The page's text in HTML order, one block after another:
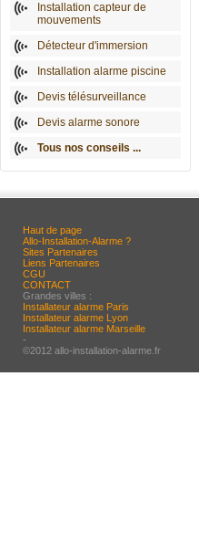
Installation capteur de
mouvements
Détecteur d'immersion
Installation alarme piscine
Devis télésurveillance
Devis alarme sonore
Tous nos conseils ...
Haut de page
Allo-Installation-Alarme ?
Sites Partenaires
Liens Partenaires
CGU
CONTACT
Grandes villes :
Installateur alarme Paris
Installateur alarme Lyon
Installateur alarme Marseille
-
©2012 allo-installation-alarme.fr